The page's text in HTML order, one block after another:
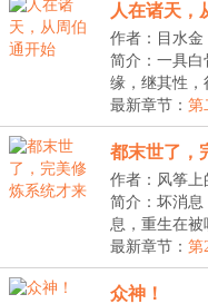
人在诸天，
作者：目水金
简介：一具
缘，继其性，
通、...
最新章节： 第
都末世了，
作者：风筝上
简介：坏消息
息，重生在被
在丧...
最新章节： 第
众神！